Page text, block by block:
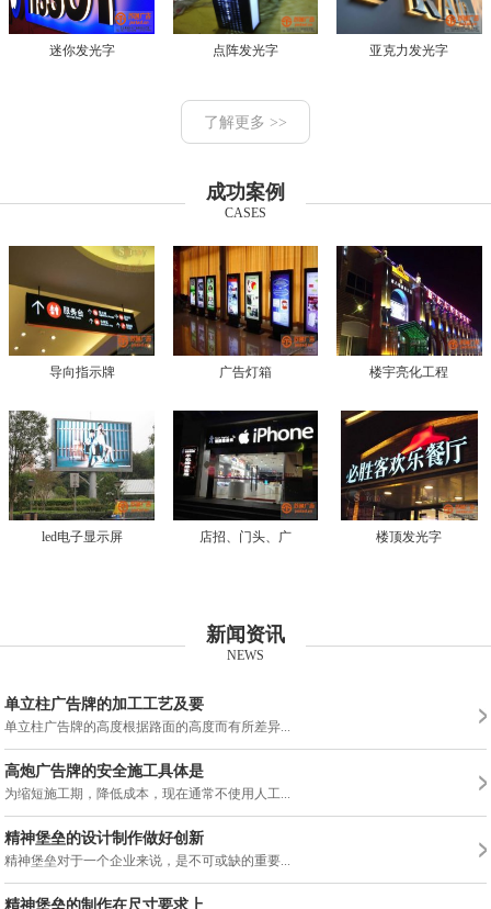
迷你发光字 点阵发光字 亚克力发光字
了解更多 >>
成功案例
CASES
导向指示牌 广告灯箱 楼宇亮化工程
led电子显示屏 店招、门头、广 楼顶发光字
新闻资讯
NEWS
单立柱广告牌的加工工艺及要
单立柱广告牌的高度根据路面的高度而有所差异...
高炮广告牌的安全施工具体是
为缩短施工期，降低成本，现在通常不使用人工...
精神堡垒的设计制作做好创新
精神堡垒对于一个企业来说，是不可或缺的重要...
精神堡垒的制作在尺寸要求上